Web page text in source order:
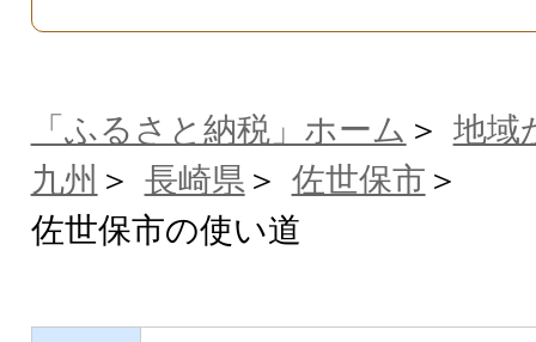
「ふるさと納税」ホーム
地域
九州
長崎県
佐世保市
佐世保市の使い道